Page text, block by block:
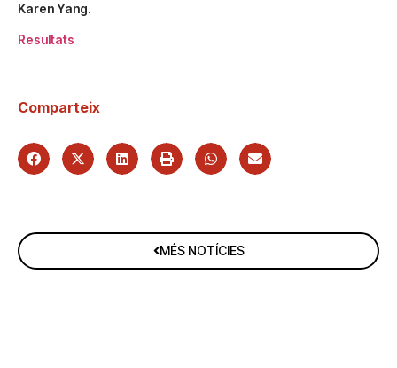
Karen Yang.
Resultats
Comparteix
MÉS NOTÍCIES